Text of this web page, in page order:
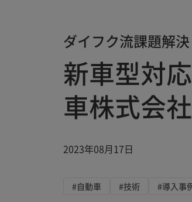
ダイフク流課題解決
新車型対
車株式会社
2023年08月17日
#自動車 #技術 #導入事